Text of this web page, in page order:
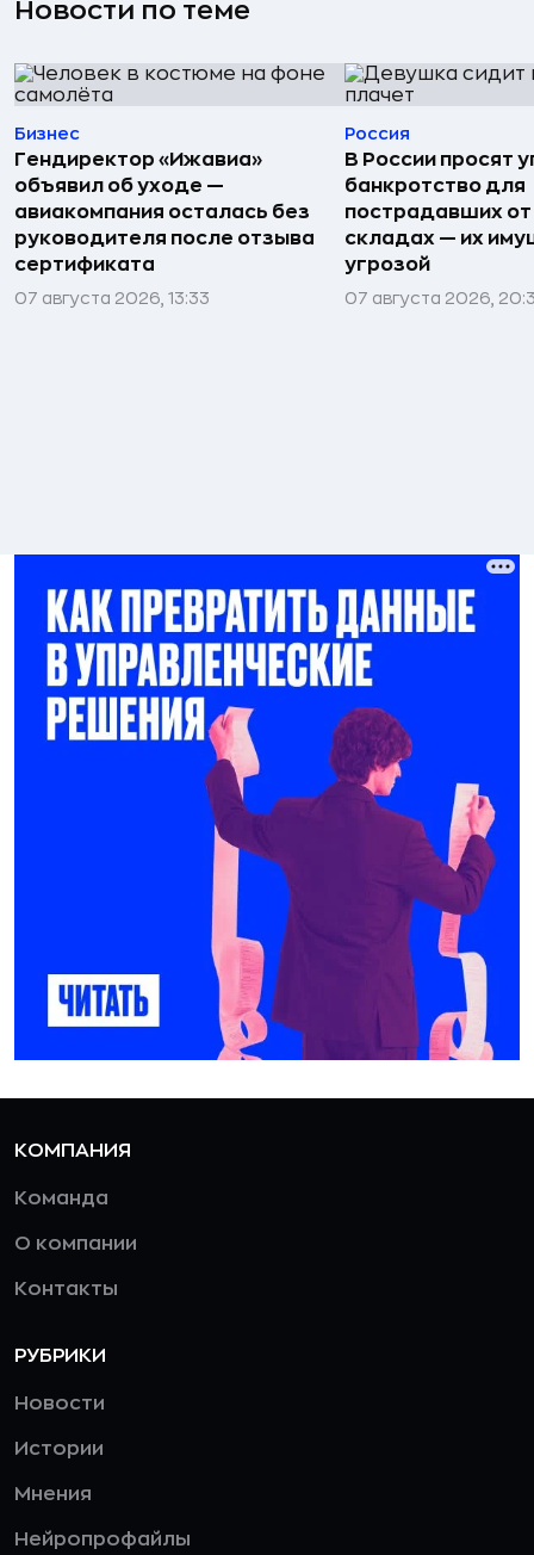
Новости по теме
Бизнес
Гендиректор «Ижавиа»
объявил об уходе —
авиакомпания осталась без
руководителя после отзыва
сертификата
07 августа 2026, 13:33
Россия
В России просят
банкротство для
пострадавших
складах — их
угрозой
07 августа 2026,
КОМПАНИЯ
Команда
О компании
Контакты
РУБРИКИ
Новости
Истории
Мнения
Нейропрофайлы